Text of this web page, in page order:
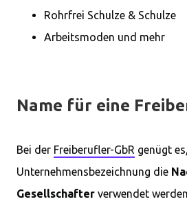
Rohrfrei Schulze & Schulze
Arbeitsmoden und mehr
Name für eine
Bei der Freiberufler-GbR genügt
Unternehmensbezeichnung die
Gesellschafter verwendet